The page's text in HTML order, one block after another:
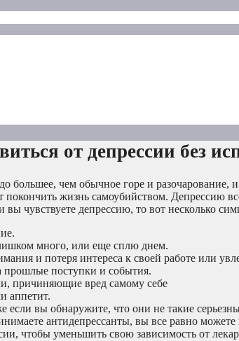
от депрессии без
большее, чем обычное горе и
покончить жизнь самоубийством. Депрессию
чувствуете депрессию, то вот несколько
много, или еще сплю днем.
и потеря интереса к своей работе или
прошлые поступки и события.
причиняющие вред самому себе
аппетит.
вы обнаружите, что они не такие
антидепрессанты, вы все равно
чтобы уменьшить свою зависимость от